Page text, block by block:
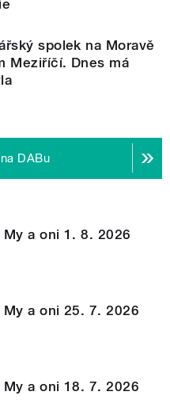
spolek na Moravě
Meziříčí. Dnes má
DABu
a oni 1. 8. 2026
a oni 25. 7. 2026
a oni 18. 7. 2026